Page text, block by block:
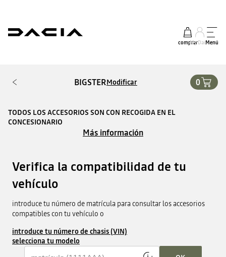
comprarMy DaciaMenú
BIGSTERModificar 0
TODOS LOS ACCESORIOS SON CON RECOGIDA EN EL
CONCESIONARIO
Más información
Verifica la compatibilidad de tu
vehículo
introduce tu número de matrícula para consultar los accesorios
compatibles con tu vehículo o
introduce tu número de chasis (VIN)
selecciona tu modelo